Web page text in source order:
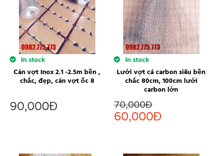
In stock
Cán vợt Inox 2.1 -2.5m bền ,
chắc, đẹp, cán vợt ốc 8
90,000Đ
In stock
Lưới vợt cá carbon siêu bền
chắc 80cm, 100cm lưới
carbon lớn
70,000Đ
60,000Đ